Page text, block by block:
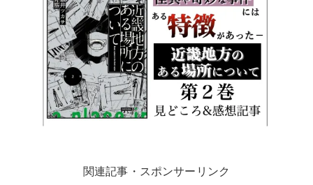
関連記事・スポンサーリンク